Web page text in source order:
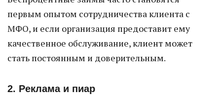
первым опытом сотрудничества клиента с
МФО, и если организация предоставит ему
качественное обслуживание, клиент может
стать постоянным и доверительным.
2. Реклама и пиар